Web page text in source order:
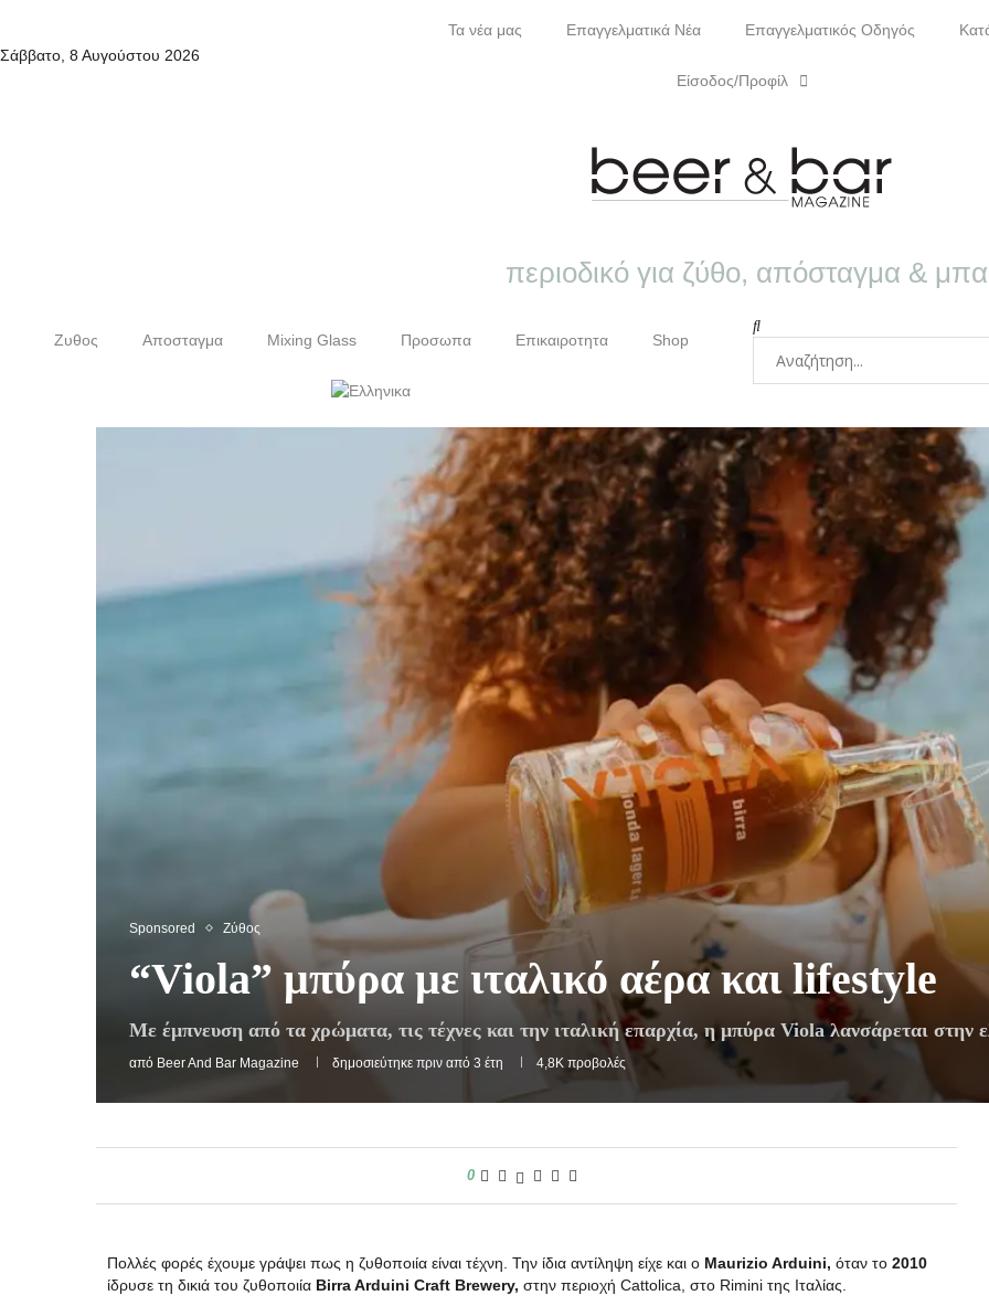
Σάββατο, 8 Αυγούστου 2026
Τα νέα μας Επαγγελματικά Νέα Επαγγελματικός Οδηγός
Είσοδος/Προφίλ
περιοδικό για ζύθο, απόσταγμα &
Ζυθος Αποσταγμα Mixing Glass Προσωπα Επικαιροτητα Shop
Sponsored Ζύθος
“Viola” μπύρα με ιταλικό αέρα και lifestyle
Με έμπνευση από τα χρώματα, τις τέχνες και την ιταλική επαρχία, η μπύρα Viola λανσάρεται στην
από Beer And Bar Magazine δημοσιεύτηκε πριν από 3 έτη 4,8K προβολές
0
Πολλές φορές έχουμε γράψει πως η ζυθοποιία είναι τέχνη. Την ίδια αντίληψη είχε και ο Maurizio Arduini, όταν το 2010
ίδρυσε τη δικιά του ζυθοποιία Birra Arduini Craft Brewery, στην περιοχή Cattolica, στο Rimini της Ιταλίας.